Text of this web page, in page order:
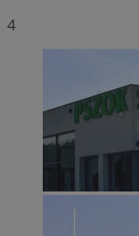
4